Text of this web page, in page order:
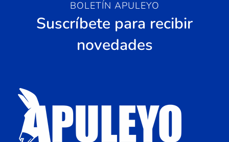
BOLETÍN APULEYO
Suscríbete para recibir
novedades